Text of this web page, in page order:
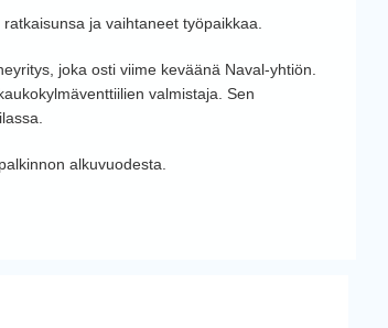
ja vaihtaneet työpaikkaa.
joka osti viime keväänä Naval-yhtiön.
valmistaja. Sen
alkuvuodesta.